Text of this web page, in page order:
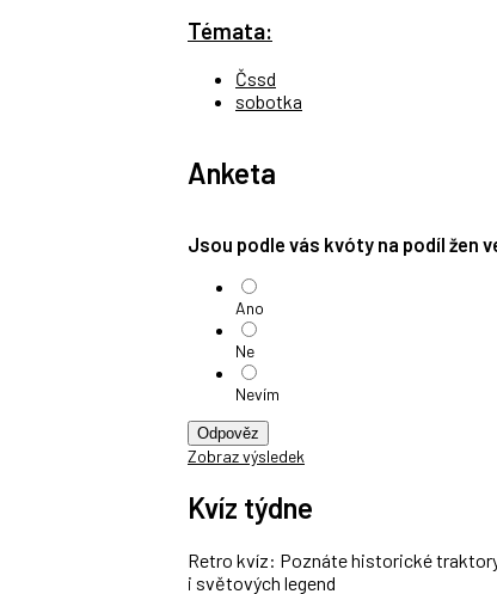
Témata:
Čssd
sobotka
Anketa
Jsou podle vás kvóty na podíl žen
Ano
Ne
Nevím
Odpověz
Zobraz výsledek
Kvíz týdne
Retro kvíz: Poznáte historické
i světových legend